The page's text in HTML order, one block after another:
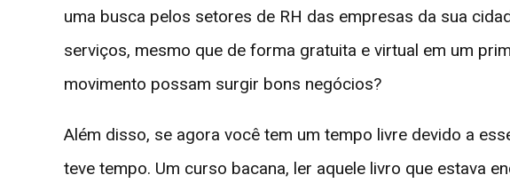
uma busca pelos setores de RH das empresas da sua
serviços, mesmo que de forma gratuita e virtual em um
movimento possam surgir bons negócios?
Além disso, se agora você tem um tempo livre devido a
teve tempo. Um curso bacana, ler aquele livro que estava